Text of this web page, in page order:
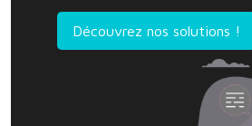
Découvrez nos solutions !